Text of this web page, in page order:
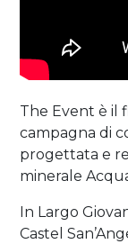
The Event è il
campagna di
progettata e
minerale
In Largo
Castel